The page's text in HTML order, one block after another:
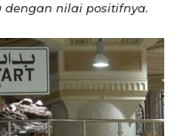
dengan nilai positifnya.